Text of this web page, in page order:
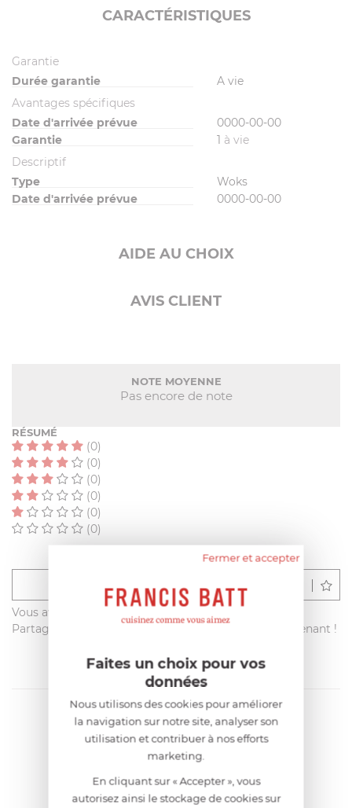
CARACTÉRISTIQUES
Garantie
Durée garantie
A vie
Avantages spécifiques
Date d'arrivée prévue
0000-00-00
Garantie
1 à vie
Descriptif
Type
Woks
Date d'arrivée prévue
0000-00-00
AIDE AU CHOIX
AVIS CLIENT
NOTE MOYENNE
Pas encore de note
RÉSUMÉ
(0)
(0)
(0)
(0)
(0)
(0)
Déposer un avis
Vous avez acheté ce produit sur francisbatt.com ?
Partagez votre avis avec les autres clients dès maintenant !
Fermer et accepter
Faites un choix pour vos
données
Nous utilisons des cookies pour améliorer
la navigation sur notre site, analyser son
utilisation et contribuer à nos efforts
marketing.
En cliquant sur « Accepter », vous
autorisez ainsi le stockage de cookies sur